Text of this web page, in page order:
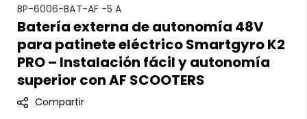
S
K
U
:
BP-6006-BAT-AF -5 A
Batería externa de autonomía 48V
para patinete eléctrico Smartgyro K2
PRO – Instalación fácil y autonomía
superior con AF SCOOTERS
Compartir